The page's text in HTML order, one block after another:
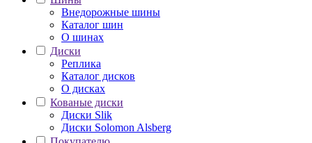
Внедорожные шины
Каталог шин
О шинах
Диски
Реплика
Каталог дисков
О дисках
Кованые диски
Диски Slik
Диски Solomon Alsberg